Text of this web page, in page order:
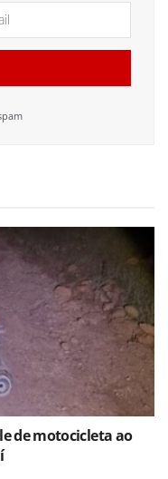
de motocicleta ao